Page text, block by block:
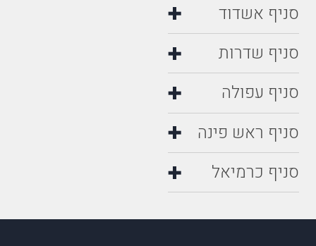
סניף אשדוד
סניף שדרות
סניף עפולה
סניף ראש פינה
סניף כרמיאל